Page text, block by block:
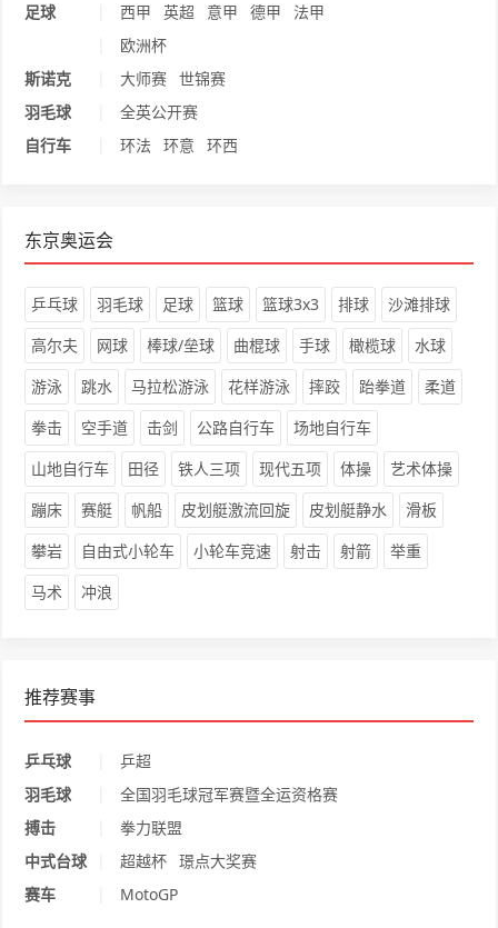
足球 西甲 英超 意甲 德甲
法甲
欧洲杯
斯诺克 大师赛 世锦赛
羽毛球
全英公开赛
自行车 环法 环意 环西
东京奥运会
乒乓球 羽毛球 足球 篮球 篮球3x3 排球
沙滩排球
高尔夫
网球 棒球/垒球 曲棍球 手球 橄榄球
水球
游泳
跳水 马拉松游泳 花样游泳 摔跤 跆拳道
柔道
拳击
空手道 击剑 公路自行车
场地自行车
山地自行车
田径 铁人三项 现代五项 体操
艺术体操
蹦床
赛艇 帆船 皮划艇激流回旋 皮划艇静水
滑板
攀岩
自由式小轮车 小轮车竞速 射击 射箭
举重
马术
冲浪
推荐赛事
乒乓球
乒超
羽毛球
全国羽毛球冠军赛暨全运资格赛
搏击
拳力联盟
中式台球 超越杯 璟点大奖赛
赛车 MotoGP